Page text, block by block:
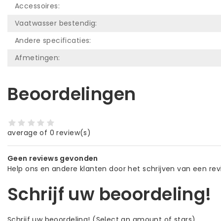
Accessoires:
Vaatwasser bestendig:
Andere specificaties:
Afmetingen:
Beoordelingen
average of 0 review(s)
Geen reviews gevonden
Help ons en andere klanten door het schrijven van een
Schrijf uw beoordeling!